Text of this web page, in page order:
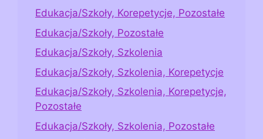
Edukacja/Szkoły, Korepetycje, Pozostałe
Edukacja/Szkoły, Pozostałe
Edukacja/Szkoły, Szkolenia
Edukacja/Szkoły, Szkolenia, Korepetycje
Edukacja/Szkoły, Szkolenia, Korepetycje,
Pozostałe
Edukacja/Szkoły, Szkolenia, Pozostałe